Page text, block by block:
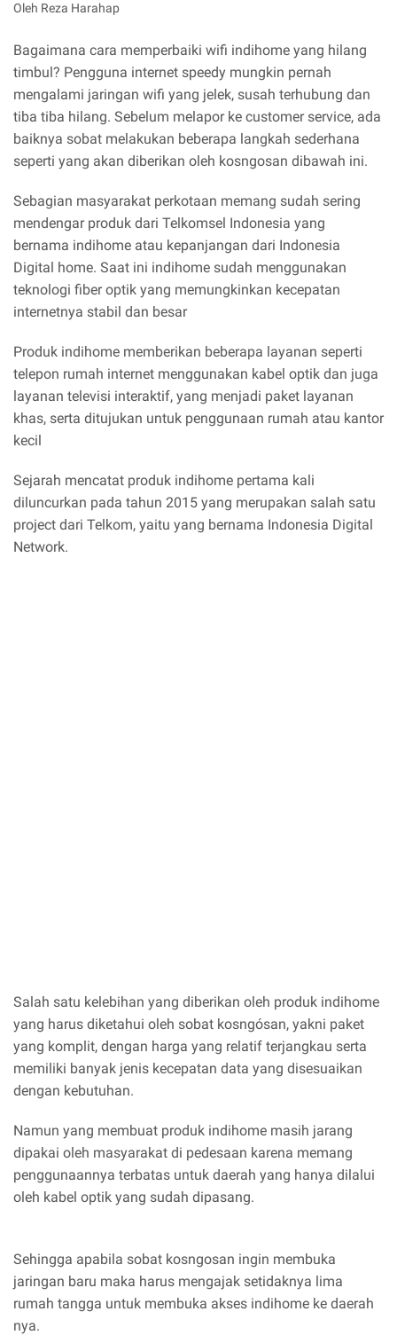
Oleh Reza Harahap
Bagaimana cara memperbaiki wifi indihome yang hilang
timbul? Pengguna internet speedy mungkin pernah
mengalami jaringan wifi yang jelek, susah terhubung dan
tiba tiba hilang. Sebelum melapor ke customer service, ada
baiknya sobat melakukan beberapa langkah sederhana
seperti yang akan diberikan oleh kosngosan dibawah ini.
Sebagian masyarakat perkotaan memang sudah sering
mendengar produk dari Telkomsel Indonesia yang
bernama indihome atau kepanjangan dari Indonesia
Digital home. Saat ini indihome sudah menggunakan
teknologi fiber optik yang memungkinkan kecepatan
internetnya stabil dan besar
Produk indihome memberikan beberapa layanan seperti
telepon rumah internet menggunakan kabel optik dan juga
layanan televisi interaktif, yang menjadi paket layanan
khas, serta ditujukan untuk penggunaan rumah atau kantor
kecil
Sejarah mencatat produk indihome pertama kali
diluncurkan pada tahun 2015 yang merupakan salah satu
project dari Telkom, yaitu yang bernama Indonesia Digital
Network.
Salah satu kelebihan yang diberikan oleh produk indihome
yang harus diketahui oleh sobat kosngósan, yakni paket
yang komplit, dengan harga yang relatif terjangkau serta
memiliki banyak jenis kecepatan data yang disesuaikan
dengan kebutuhan.
Namun yang membuat produk indihome masih jarang
dipakai oleh masyarakat di pedesaan karena memang
penggunaannya terbatas untuk daerah yang hanya dilalui
oleh kabel optik yang sudah dipasang.
Sehingga apabila sobat kosngosan ingin membuka
jaringan baru maka harus mengajak setidaknya lima
rumah tangga untuk membuka akses indihome ke daerah
nya.